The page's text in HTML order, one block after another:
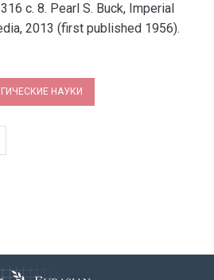
с. 8. Pearl S. Buck, Imperial
2013 (first published 1956).
НАУКИ